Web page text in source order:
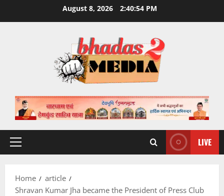
August 8, 2026 2:40:55 PM
Primary
LIVE
Home
article
Shravan Kumar Jha became the President of Press Club